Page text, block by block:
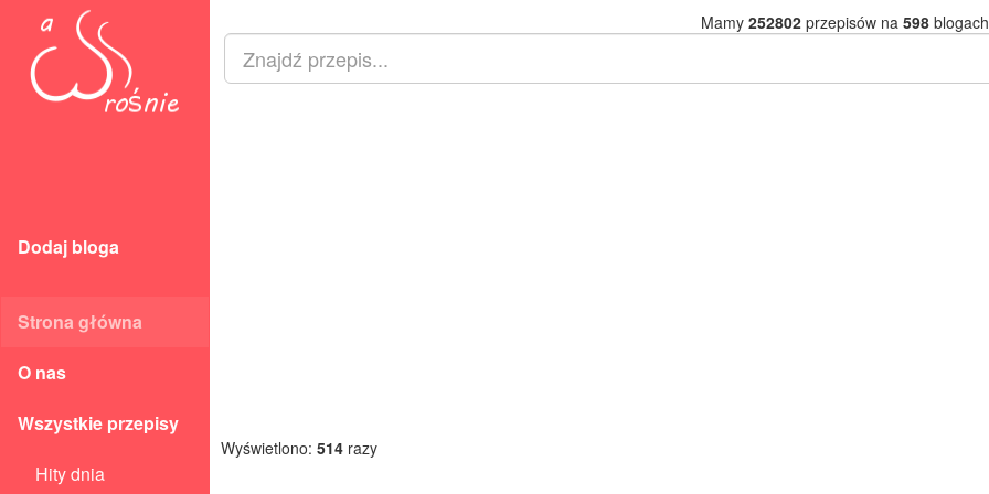
Dodaj bloga
Strona główna
O nas
Wszystkie przepisy
Hity dnia
Mamy 252802przepisów na 598
Wyświetlono: 514 razy